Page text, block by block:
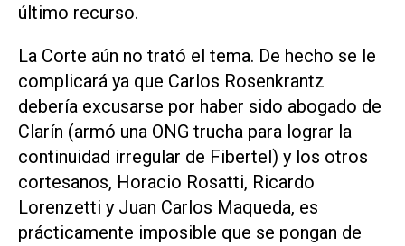
último recurso.
La Corte aún no trató el tema. De hecho se le
complicará ya que Carlos Rosenkrantz
debería excusarse por haber sido abogado de
Clarín (armó una ONG trucha para lograr la
continuidad irregular de Fibertel) y los otros
cortesanos, Horacio Rosatti, Ricardo
Lorenzetti y Juan Carlos Maqueda, es
prácticamente imposible que se pongan de